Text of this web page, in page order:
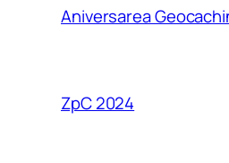
Aniversarea
ZpC 2024